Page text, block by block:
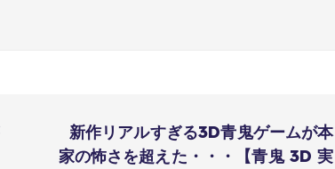
新作リアルすぎる3D青鬼ゲームが本
家の怖さを超えた・・・【青鬼 3D 実